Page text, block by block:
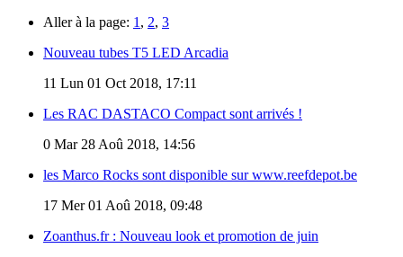
Aller à la page: 1 , 2, 3
Nouveau tubes T5 LED Arcadia
11 Lun 01 Oct 2018, 17:11
Les RAC DASTACO Compact sont arrivés !
0 Mar 28 Aoû 2018, 14:56
les Marco Rocks sont disponible sur www.reefdepot.be
17 Mer 01 Aoû 2018, 09:48
Zoanthus.fr : Nouveau look et promotion de juin